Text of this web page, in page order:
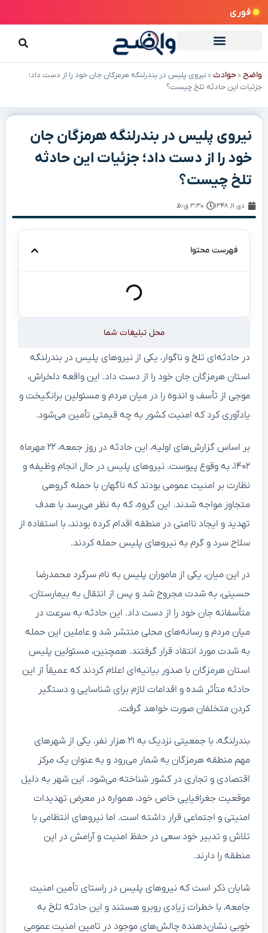
فوری
واضح » حوادث »نیروی پلیس در بندرلنگه هرمزگان جان خود را از دست داد؛
جزئیات این حادثه تلخ چیست؟
نیروی پلیس در بندرلنگه هرمزگان جان
خود را از دست داد؛ جزئیات این حادثه
تلخ چیست؟
دی ۱۱, ۱۳۴۸ ۳:۳۰ ق٫ظ
فهرست محتوا
محل تبلیغات شما
در حادثه‌ای تلخ و ناگوار، یکی از نیروهای پلیس در بندرلنگه
استان هرمزگان جان خود را از دست داد. این واقعه دلخراش،
موجی از تأسف و اندوه را در میان مردم و مسئولین برانگیخت و
یادآوری کرد که امنیت کشور به چه قیمتی تأمین می‌شود.
بر اساس گزارش‌های اولیه، این حادثه در روز جمعه، ۲۲ مهرماه
۱۴۰۲، به وقوع پیوست. نیروهای پلیس در حال انجام وظیفه و
نظارت بر امنیت عمومی بودند که ناگهان با حمله گروهی
متجاوز مواجه شدند. این گروه، که به نظر می‌رسد با هدف
تهدید و ایجاد ناامنی در منطقه اقدام کرده بودند، با استفاده از
سلاح سرد و گرم به نیروهای پلیس حمله کردند.
در این میان، یکی از ماموران پلیس به نام سرگرد محمدرضا
حسینی، به شدت مجروح شد و پس از انتقال به بیمارستان،
متأسفانه جان خود را از دست داد. این حادثه به سرعت در
میان مردم و رسانه‌های محلی منتشر شد و عاملین این حمله
به شدت مورد انتقاد قرار گرفتند. همچنین، مسئولین پلیس
استان هرمزگان با صدور بیانیه‌ای اعلام کردند که عمیقاً از این
حادثه متأثر شده و اقدامات لازم برای شناسایی و دستگیر
کردن متخلفان صورت خواهد گرفت.
بندرلنگه، با جمعیتی نزدیک به ۲۱ هزار نفر، یکی از شهرهای
مهم منطقه هرمزگان به شمار می‌رود و به عنوان یک مرکز
اقتصادی و تجاری در کشور شناخته می‌شود. این شهر به دلیل
موقعیت جغرافیایی خاص خود، همواره در معرض تهدیدات
امنیتی و اجتماعی قرار داشته است. اما نیروهای انتظامی با
تلاش و تدبیر خود سعی در حفظ امنیت و آرامش در این
منطقه را دارند.
شایان ذکر است که نیروهای پلیس در راستای تأمین امنیت
جامعه، با خطرات زیادی روبرو هستند و این حادثه تلخ به
خوبی نشان‌دهنده چالش‌های موجود در تامین امنیت عمومی